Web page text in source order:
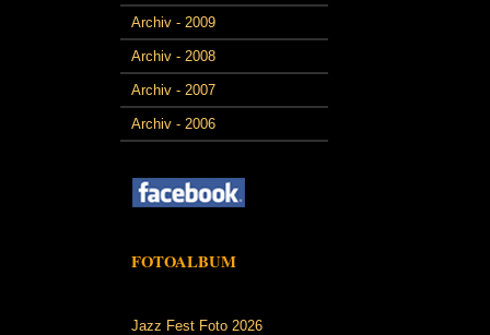
Archiv - 2009
Archiv - 2008
Archiv - 2007
Archiv - 2006
FOTOALBUM
Jazz Fest Foto 2026